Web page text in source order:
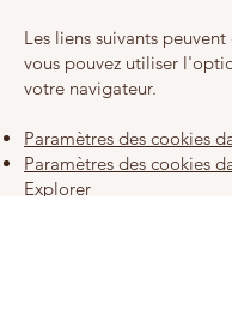
Les liens suivants
vous pouvez utiliser
votre navigateur.
Paramètres des cookies
Paramètres des cookies
Explorer